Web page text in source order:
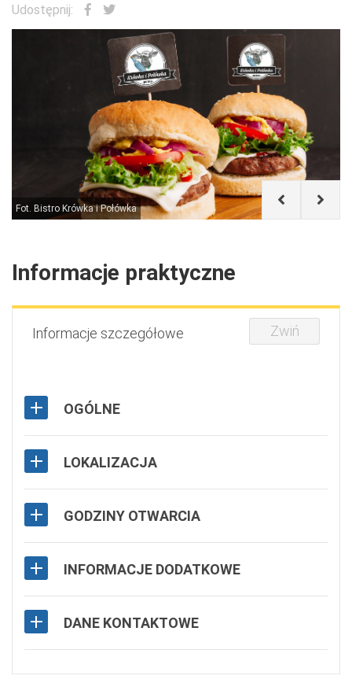
Udostępnij:
Fot. Bistro Krówka i Połówka
Informacje praktyczne
Informacje szczegółowe Zwiń
OGÓLNE
LOKALIZACJA
GODZINY OTWARCIA
INFORMACJE DODATKOWE
DANE KONTAKTOWE